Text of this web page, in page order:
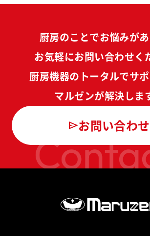
厨房のことでお悩みがあ
お気軽にお問い合わせく
厨房機器のトータルでサ
マルゼンが解決しま
お問い合わせ